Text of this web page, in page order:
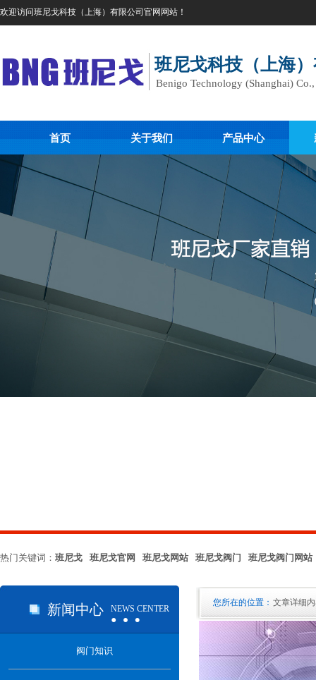
欢迎访问班尼戈科技（上海）有限公司官网网站！
班尼戈科技（上海
Benigo Technology (Shanghai)
首页 关于我们 产品中心
热门关键词： 班尼戈 班尼戈官网 班尼戈网站 班尼戈阀门 班尼戈阀门网站
…
…
文章详细
您所在的位置：
新闻中心 NEWS CENTER
阀门知识